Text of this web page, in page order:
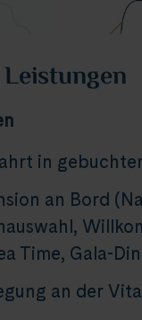
in
an Bord
Time, Gala-
an der